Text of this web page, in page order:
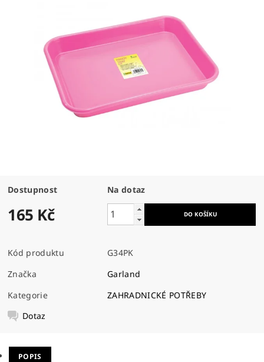
Dostupnost Na dotaz
165 Kč
Kód produktu
G34PK
Značka
Garland
Kategorie
ZAHRADNICKÉ POTŘEBY
Dotaz
POPIS